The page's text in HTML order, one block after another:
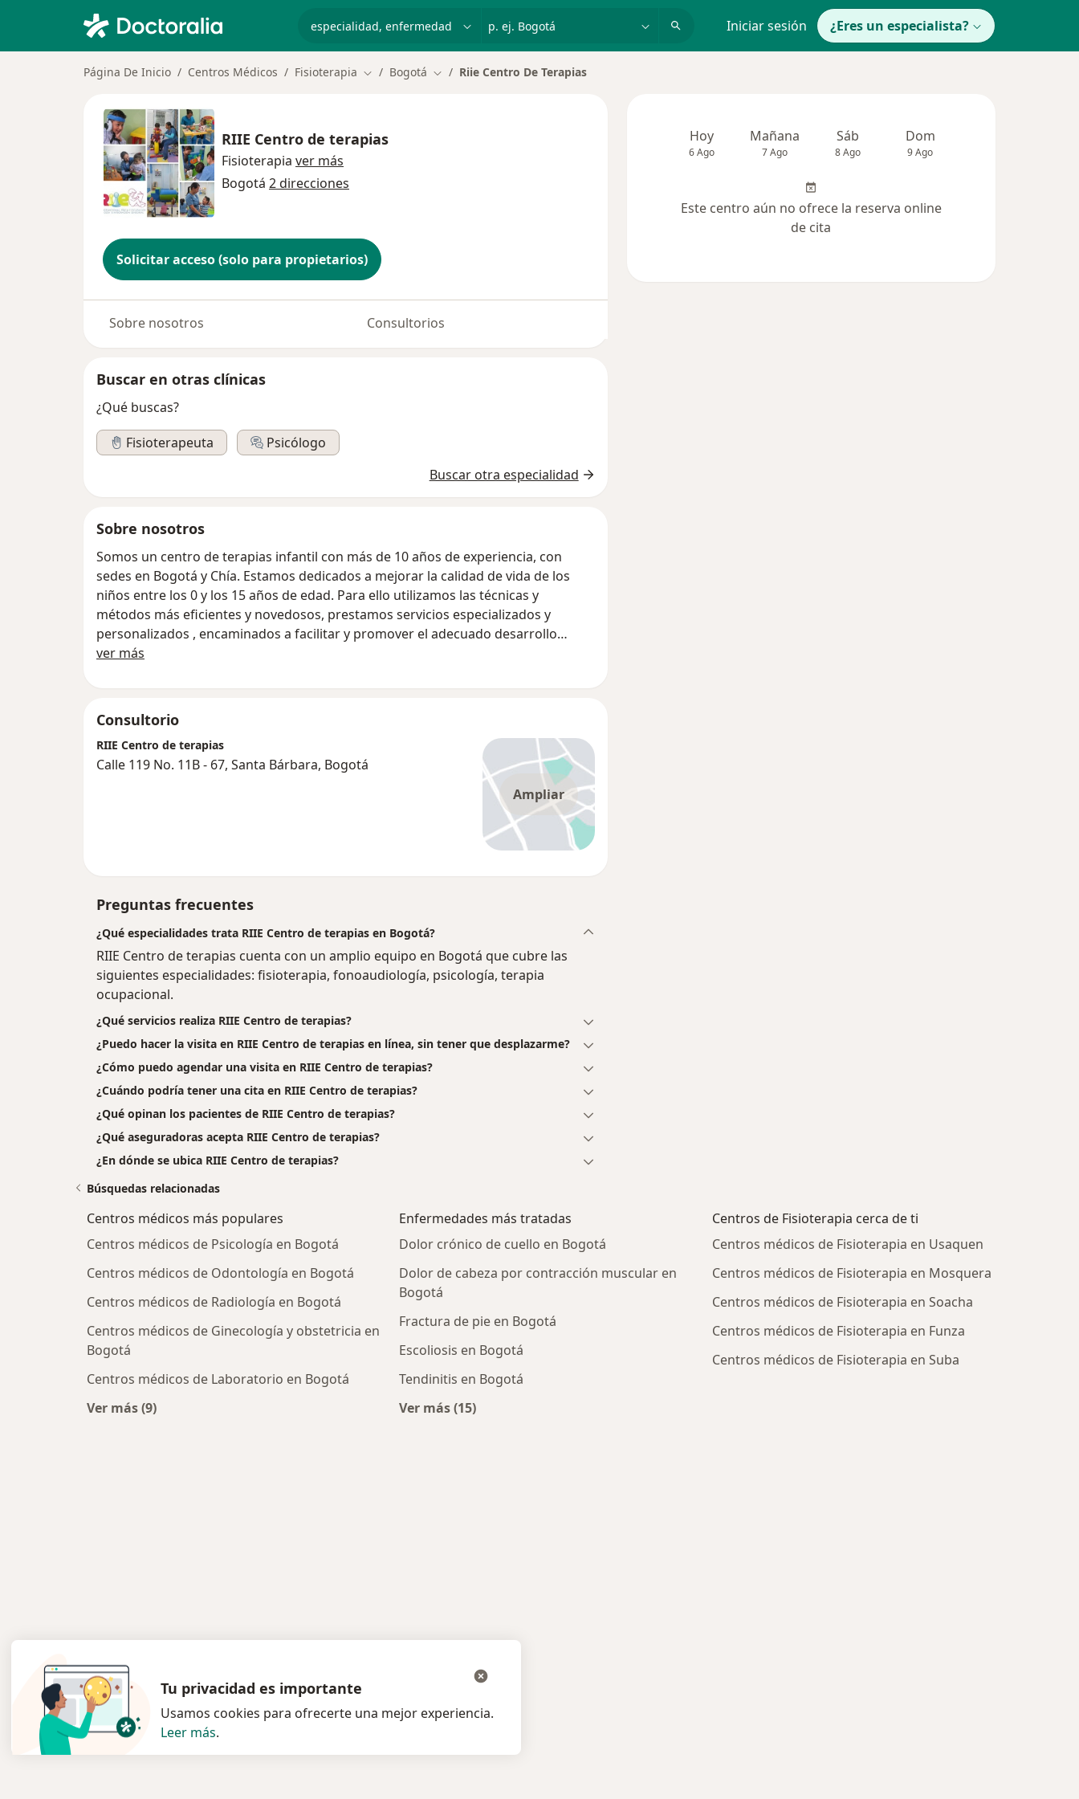
p. ej. Bogotá Iniciar sesión ¿Eres un especialista?
Página De Inicio Centros Médicos Fisioterapia Cambiar de ciudad
Bogotá Cambiar de ciudad
Riie Centro De Terapias
RIIE Centro de terapias
Fisioterapia ver más
Bogotá 2 direcciones
Solicitar acceso (solo para propietarios)
Sobre nosotros Consultorios
Buscar en otras clínicas
¿Qué buscas?
Fisioterapeuta
Psicólogo
Buscar otra especialidad
Sobre nosotros
Somos un centro de terapias infantil con más de 10 años de experiencia, con
sedes en Bogotá y Chía. Estamos dedicados a mejorar la calidad de vida de los
niños entre los 0 y los 15 años de edad. Para ello utilizamos las técnicas y
métodos más eficientes y novedosos, prestamos servicios especializados y
personalizados , encaminados a facilitar y promover el adecuado desarrollo
motor, lingüístico, cognitivo, emocional y social.
https://www.riie.com.co
ver más
Consultorio
Ampliar
RIIE Centro de terapias
Calle 119 No. 11B - 67, Santa Bárbara, Bogotá
Preguntas frecuentes
¿Qué especialidades trata RIIE Centro de terapias en Bogotá?
RIIE Centro de terapias cuenta con un amplio equipo en Bogotá que cubre las
siguientes especialidades: fisioterapia, fonoaudiología, psicología, terapia
ocupacional.
¿Qué servicios realiza RIIE Centro de terapias?
¿Puedo hacer la visita en RIIE Centro de terapias en línea, sin tener que desplazarme?
¿Cómo puedo agendar una visita en RIIE Centro de terapias?
¿Cuándo podría tener una cita en RIIE Centro de terapias?
¿Qué opinan los pacientes de RIIE Centro de terapias?
¿Qué aseguradoras acepta RIIE Centro de terapias?
¿En dónde se ubica RIIE Centro de terapias?
Hoy
6 Ago
Mañana
7 Ago
Sáb
8 Ago
Dom
9 Ago
Este centro aún no ofrece la reserva online
de cita
Búsquedas relacionadas
Centros médicos más populares
Centros médicos de Psicología en Bogotá
Centros médicos de Odontología en Bogotá
Centros médicos de Radiología en Bogotá
Centros médicos de Ginecología y obstetricia en
Bogotá
Centros médicos de Laboratorio en Bogotá
Ver más (9)
Enfermedades más tratadas
Dolor crónico de cuello en Bogotá
Dolor de cabeza por contracción muscular en
Bogotá
Fractura de pie en Bogotá
Escoliosis en Bogotá
Tendinitis en Bogotá
Ver más (15)
Centros de Fisioterapia cerca de ti
Centros médicos de Fisioterapia en Usaquen
Centros médicos de Fisioterapia en Mosquera
Centros médicos de Fisioterapia en Soacha
Centros médicos de Fisioterapia en Funza
Centros médicos de Fisioterapia en Suba
Tu privacidad es importante
Usamos cookies para ofrecerte una mejor experiencia.
Leer más.